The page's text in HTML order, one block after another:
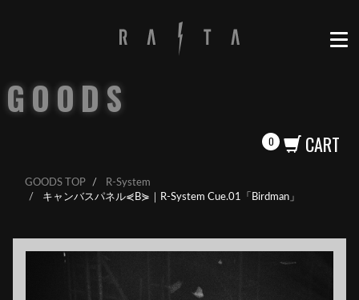
GOODS
0 CART
GOODS TOP
R-System
キャンバスパネル⋞B⋟｜R-System Cue.01「Birdman」